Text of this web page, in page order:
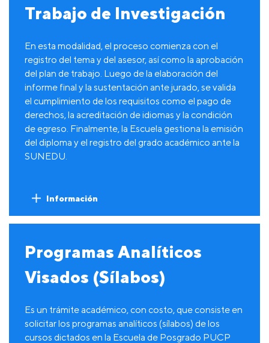
Trabajo de Investigación
En esta modalidad, el proceso comienza con el
registro del tema y del asesor, así como la aprobación
del plan de trabajo. Luego de la elaboración del
informe final y la sustentación ante jurado, se valida
el cumplimiento de los requisitos como el pago de
derechos, la acreditación de idiomas y la condición
de egreso. Finalmente, la Escuela gestiona la emisión
del diploma y el registro del grado académico ante la
SUNEDU.
Información
Programas Analíticos
Visados (Sílabos)
Es un trámite académico, con costo, que consiste en
solicitar los programas analíticos (sílabos) de los
cursos dictados en la Escuela de Posgrado PUCP